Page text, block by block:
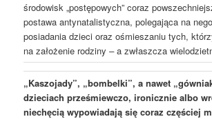
środowisk „postępowych” coraz
postawa antynatalistyczna, polegająca na
posiadania dzieci oraz ośmieszaniu tych,
na założenie rodziny–a zwłaszcza
„Kaszojady”, „bombelki”, a nawet
dzieciach prześmiewczo, ironicznie albo
niechęcią wypowiadają się coraz częściej